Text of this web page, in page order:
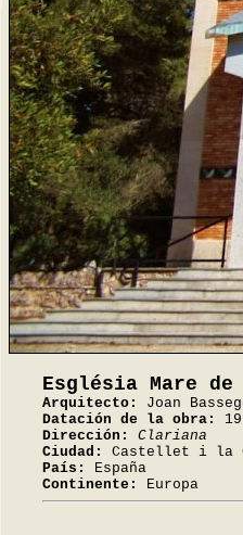
Església Mare de
Arquitecto:
Joan
Datación de la obra:
Dirección:
Clariana
Ciudad:
Castellet i la
País:
España
Continente:
Europa